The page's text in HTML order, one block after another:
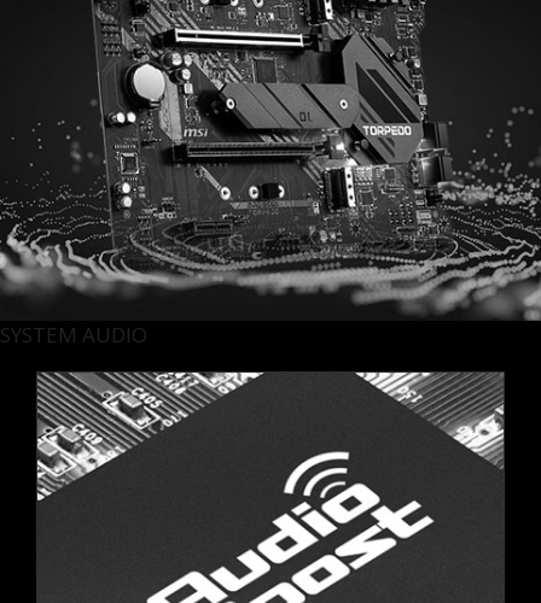
SYSTEM AUDIO